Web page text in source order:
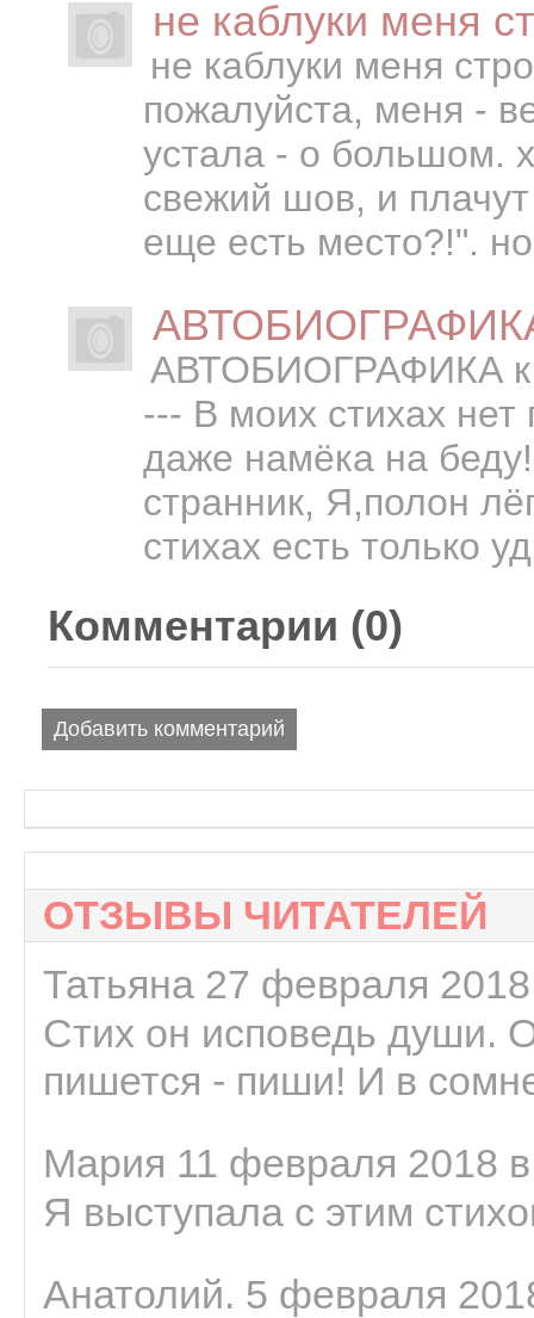
не каблуки меня
не каблуки меня
пожалуйста, меня -
устала - о большом.
свежий шов, и
еще есть место?!".
АВТОБИОГРАФИКА к
--- В моих стихах нет
даже намёка на
странник, Я,полон
стихах есть только
Комментарии (0)
Добавить комментарий
ОТЗЫВЫ ЧИТАТЕЛЕЙ
Татьяна 27 февраля
Стих он исповедь души.
пишется - пиши! И в
Мария 11 февраля 2018
Я выступала с этим
Анатолий. 5 февраля